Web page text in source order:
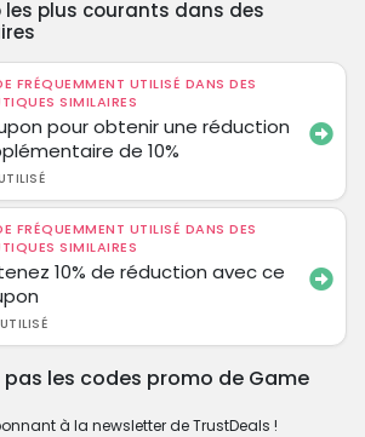
les plus courants dans des
FRÉQUEMMENT UTILISÉ DANS DES
SIMILAIRES
pour obtenir une réduction
de 10%
FRÉQUEMMENT UTILISÉ DANS DES
SIMILAIRES
10% de réduction avec ce
pas les codes promo de Game
à la newsletter de TrustDeals !